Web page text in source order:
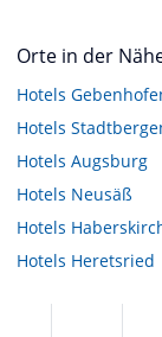
Orte in der
Hotels
Hotels
Hotels Augsburg
Hotels Neusäß
Hotels
Hotels Heretsried